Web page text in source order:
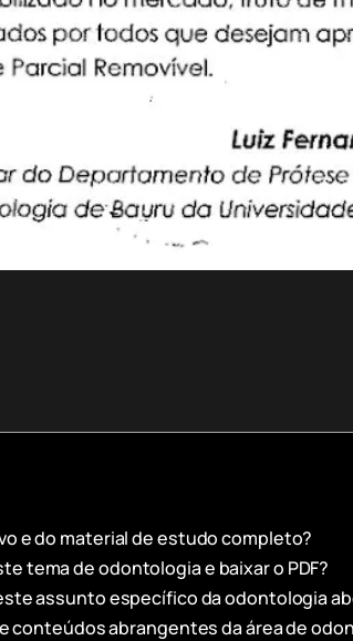
e do material de estudo completo?
tema de odontologia e baixar o PDF?
assunto específico da odontologia
conteúdos abrangentes da área de